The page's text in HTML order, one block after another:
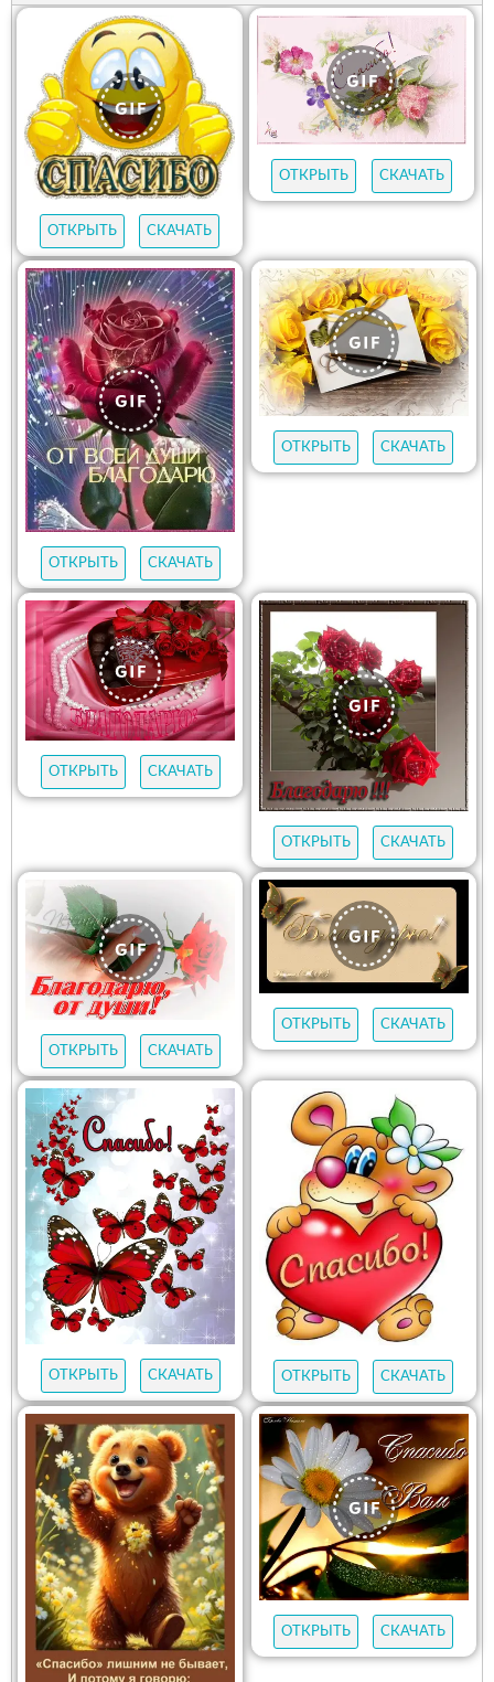
ОТКРЫТЬ СКАЧАТЬ
ОТКРЫТЬ СКАЧАТЬ
ОТКРЫТЬ СКАЧАТЬ
ОТКРЫТЬ СКАЧАТЬ
ОТКРЫТЬ СКАЧАТЬ
ОТКРЫТЬ СКАЧАТЬ
ОТКРЫТЬ СКАЧАТЬ
ОТКРЫТЬ СКАЧАТЬ
ОТКРЫТЬ СКАЧАТЬ ОТКРЫТЬ СКАЧАТЬ
ОТКРЫТЬ СКАЧАТЬ